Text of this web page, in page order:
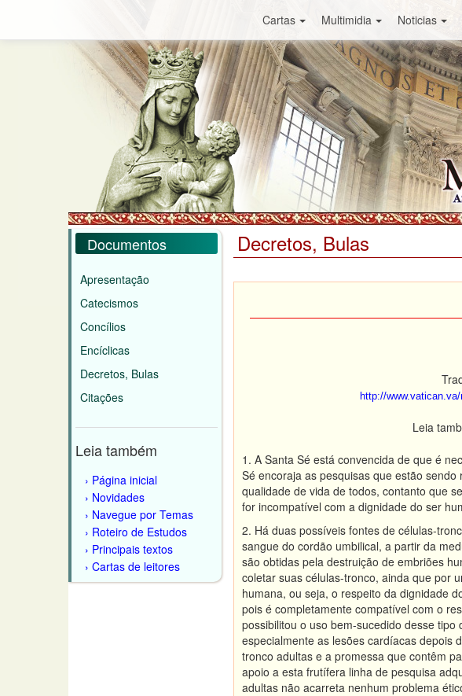
Cartas Multimidia Noticias
Documentos
Apresentação
Catecismos
Concílios
Encíclicas
Decretos, Bulas
Citações
Leia também
Página inicial
Novidades
Navegue por Temas
Roteiro de Estudos
Principais textos
Cartas de leitores
Decretos, Bulas
http://
Leia
1. A Santa Sé está convencida de que é
Sé encoraja as pesquisas que estão
qualidade de vida de todos, contanto que
for incompatível com a dignidade do ser
2. Há duas possíveis fontes de células-
sangue do cordão umbilical, a partir da
são obtidas pela destruição de embriões
coletar suas células-tronco, ainda que por
humana, ou seja, o respeito da dignidade
pois é completamente compatível com o
possibilitou o uso bem-sucedido desse
especialmente as lesões cardíacas depois
tronco adultas e a promessa que contêm
apoio a esta frutífera linha de pesquisa
adultas não acarreta nenhum problema